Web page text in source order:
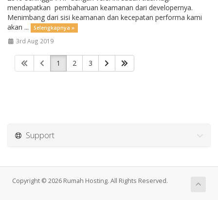
mendapatkan pembaharuan keamanan dari developernya.
Menimbang dari sisi keamanan dan kecepatan performa kami
akan ...
Selengkapnya »
3rd Aug 2019
1 2 3
Support
Copyright © 2026 Rumah Hosting. All Rights Reserved.